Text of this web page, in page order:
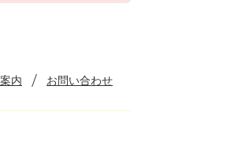
内 お問い合わせ